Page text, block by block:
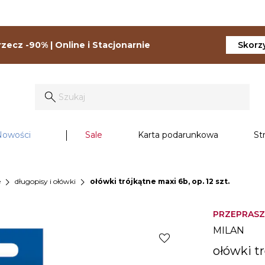
-90% | Online i Stacjonarnie
Sale Karta podarunkowa
chevron_right długopisy i ołówki chevron_right ołówki trójkątne maxi 6b, op. 12 szt.
MILAN
ołówki
favorite